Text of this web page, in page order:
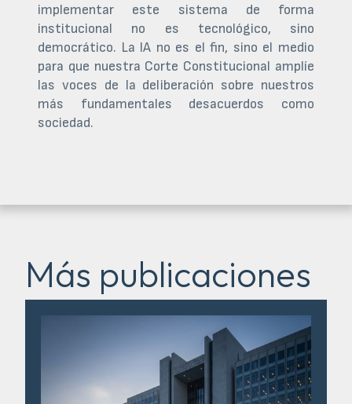
implementar este sistema de forma
institucional no es tecnológico, sino
democrático. La IA no es el fin, sino el medio
para que nuestra Corte Constitucional amplíe
las voces de la deliberación sobre nuestros
más fundamentales desacuerdos como
sociedad.
Más publicaciones